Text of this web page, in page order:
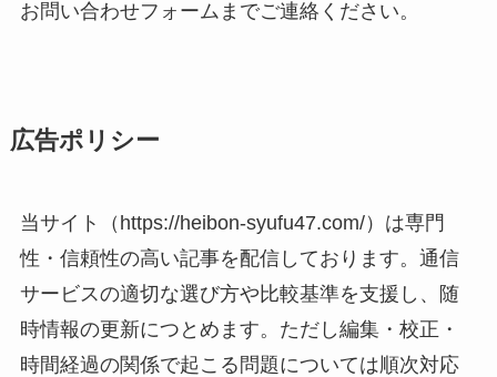
お問い合わせフォームまでご連絡ください。
広告ポリシー
当サイト（https://heibon-syufu47.com/）は専門
性・信頼性の高い記事を配信しております。通信
サービスの適切な選び方や比較基準を支援し、随
時情報の更新につとめます。ただし編集・校正・
時間経過の関係で起こる問題については順次対応